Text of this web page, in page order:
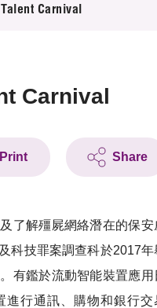
Carnival
Carnival
Print Share
了解殭屍網絡潛在的保安
科技罪案調查科於2017年
有鑑於流動智能裝置應用
進行通訊、購物和銀行交